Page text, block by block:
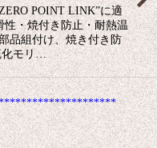
POINT LINK”に適
・焼付き防止・耐熱温
品組付け、焼き付き防
化モリ…